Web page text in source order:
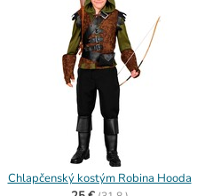
Chlapčenský kostým Robina Hooda